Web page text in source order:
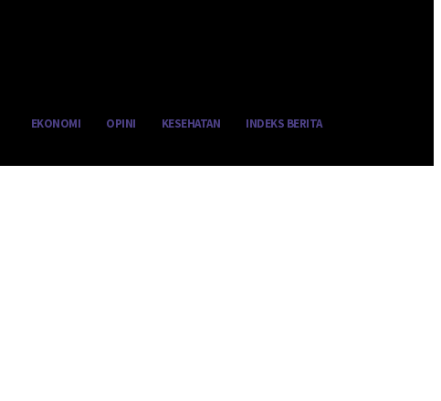
EKONOMI OPINI KESEHATAN INDEKS BERITA